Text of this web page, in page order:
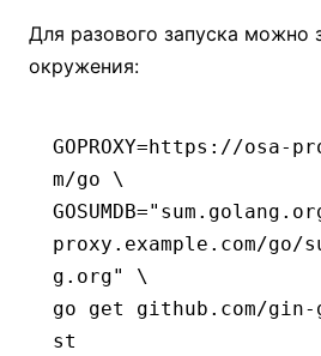
Для разового запуска можно
окружения:
GOPROXY= https://osa-
m/go \
GOSUMDB=
proxy.example.com/go/
g.org"
\
go get
github.com/gin-
st